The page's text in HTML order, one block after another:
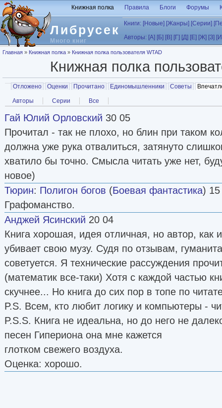
Перейти к основному содержанию
Либрусек
Много книг
Книжная полка Правила Блоги Форумы
Книги: [Новые] [Жанры] [Серии]
Авторы: [А] [Б] [В] [Г] [Д] [Е] [Ж] [З]
Вы здесь
Главная » Книжная полка » Книжная полка пользователя WTAD
Книжная полка
Главные вкладки
Отложено Оценки Прочитано Единомышленники Советы
Вторичные вкладки
Авторы Серии Все
Гай Юлий Орловский 30 05
Прочитал - так не плохо, но блин при таком
должна уже рука отвалиться, затянуто
хватило бы точно. Смысла читать уже нет,
новое)
Тюрин: Полигон богов (Боевая фантастика) 15
Графоманство.
Анджей Ясинский 20 04
Книга хорошая, идея отличная, но автор, как
убивает свою музу. Судя по отзывам,
советуется. Я технические рассуждения
(математик все-таки) Хотя с каждой частью
скучнее... Но книга до сих пор в топе по
P.S. Всем, кто любит логику и компьютеры -
P.S.S. Книга не идеальна, но до него не
песен Гипериона она мне кажется
глотком свежего воздуха.
Оценка: хорошо.